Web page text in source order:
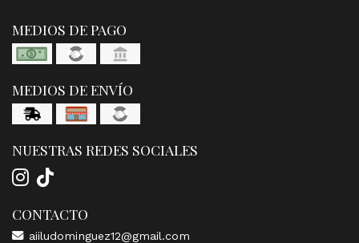
MEDIOS DE PAGO
MEDIOS DE ENVÍO
NUESTRAS REDES SOCIALES
CONTACTO
aiiludominguez12@gmail.com